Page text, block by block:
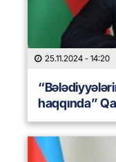
25.11.2024 - 14:20
haqqında”